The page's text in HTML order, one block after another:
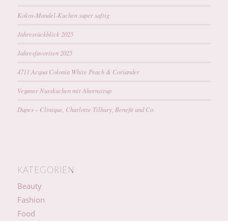
Kokos-Mandel-Kuchen super saftig
Jahresrückblick 2025
Jahresfavoriten 2025
4711 Acqua Colonia White Peach & Coriander
Veganer Nusskuchen mit Ahornsirup
Dupes – Clinique, Charlotte Tilbury, Benefit und Co.
KATEGORIEN
Beauty
Fashion
Food